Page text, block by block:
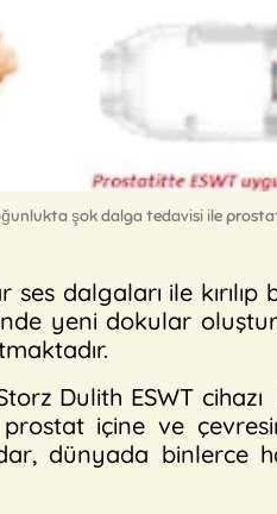
şok dalga tedavisi ile
dalgaları ile
yeni dokular
Dulith ESWT
içine ve
dünyada binlerce